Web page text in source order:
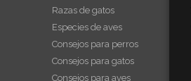
Razas de gatos
Especies de aves
Consejos para perros
Consejos para gatos
Consejos para aves